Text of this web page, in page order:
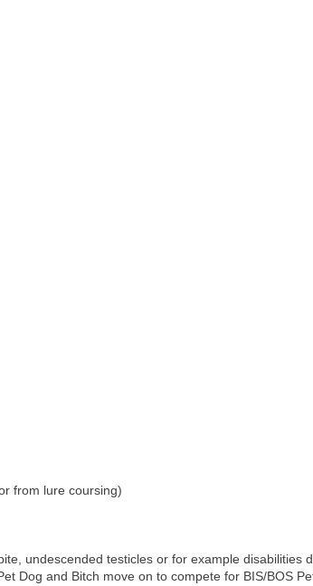
from lure coursing)
undescended testicles or for example disabilities
Dog and Bitch move on to compete for BIS/BOS